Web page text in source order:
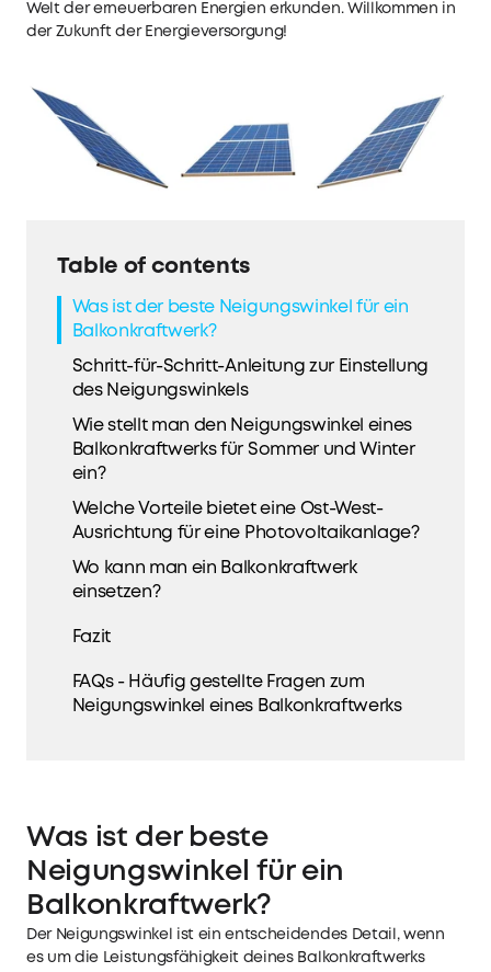
Welt der erneuerbaren Energien erkunden. Willkommen in
der Zukunft der Energieversorgung!
Table of contents
Was ist der beste Neigungswinkel für ein
Balkonkraftwerk?
Schritt-für-Schritt-Anleitung zur Einstellung
des Neigungswinkels
Wie stellt man den Neigungswinkel eines
Balkonkraftwerks für Sommer und Winter
ein?
Welche Vorteile bietet eine Ost-West-
Ausrichtung für eine Photovoltaikanlage?
Wo kann man ein Balkonkraftwerk
einsetzen?
Fazit
FAQs - Häufig gestellte Fragen zum
Neigungswinkel eines Balkonkraftwerks
Was ist der beste
Neigungswinkel für ein
Balkonkraftwerk?
Der Neigungswinkel ist ein entscheidendes Detail, wenn
es um die Leistungsfähigkeit deines Balkonkraftwerks